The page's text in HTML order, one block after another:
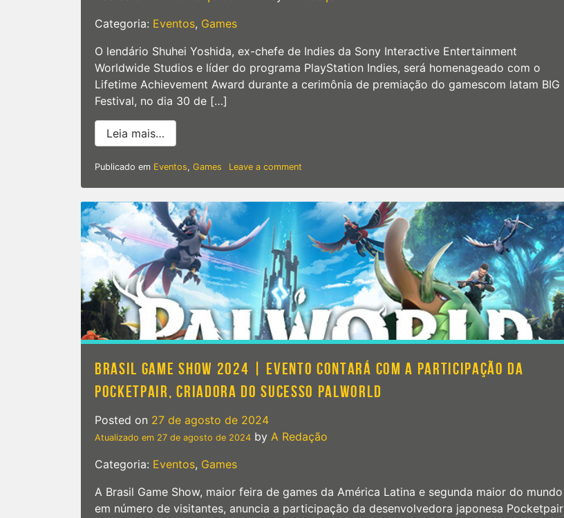
Categoria: Eventos, Games
O lendário Shuhei Yoshida, ex-chefe de Indies da Sony Interactive Entertainment
Worldwide Studios e líder do programa PlayStation Indies, será homenageado com o
Lifetime Achievement Award durante a cerimônia de premiação do gamescom latam BIG
Festival, no dia 30 de […]
Leia mais…
Publicado em Eventos, Games Leave a comment
Yoshida
confirma
presença
gamescom
latam
2025
BRASIL GAME SHOW 2024 | EVENTO CONTARÁ COM A PARTICIPAÇÃO DA
POCKETPAIR, CRIADORA DO SUCESSO PALWORLD
Posted on 27 de agosto de 2024
Atualizado em 27 de agosto de 2024 by A Redação
Categoria: Eventos, Games
A Brasil Game Show, maior feira de games da América Latina e segunda maior do mundo
em número de visitantes, anuncia a participação da desenvolvedora japonesa Pocketpair